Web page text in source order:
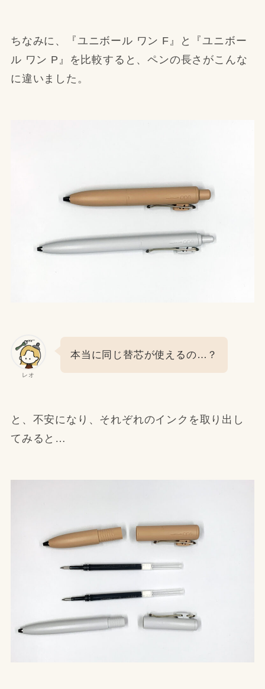
ちなみに、『ユニボール ワン F』と『ユニボー
ル ワン P』を比較すると、ペンの長さがこんな
に違いました。
レオ
本当に同じ替芯が使えるの…？
と、不安になり、それぞれのインクを取り出し
てみると…